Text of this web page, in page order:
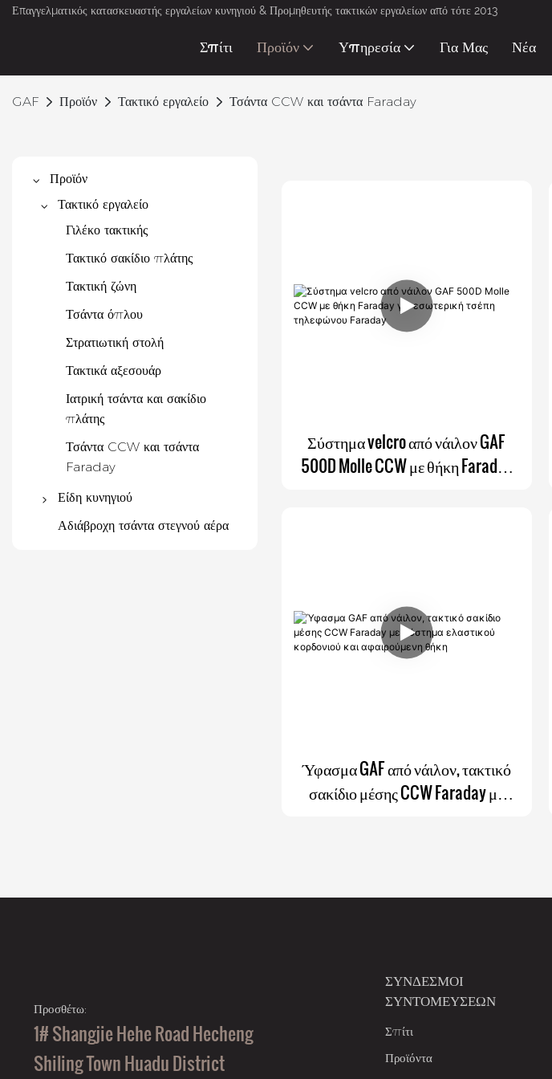
Επαγγελματικός κατασκευαστής εργαλείων κυνηγιού & Προμηθευτής τακτικών εργαλείων από τότε 2013
Σπίτι Προϊόν Υπηρεσία Για Μας Νέα
GAF Προϊόν Τακτικό εργαλείο Τσάντα CCW και τσάντα Faraday
Προϊόν
Τακτικό εργαλείο
Γιλέκο τακτικής
Τακτικό σακίδιο πλάτης
Τακτική ζώνη
Τσάντα όπλου
Στρατιωτική στολή
Τακτικά αξεσουάρ
Ιατρική τσάντα και σακίδιο
πλάτης
Τσάντα CCW και τσάντα
Faraday
Είδη κυνηγιού
Σακίδιο κυνηγιού
Αδιάβροχη τσάντα στεγνού αέρα
Σύστημα velcro από νάιλον GAF
500D Molle CCW με θήκη Faraday
Ύφασμα GAF από νάιλον, τακτικό
σακίδιο μέσης CCW Faraday με
Προσθέτω:
1# Shangjie Hehe Road Hecheng
Shiling Town Huadu District
ΣΎΝΔΕΣΜΟΙ
ΣΥΝΤΟΜΕΎΣΕΩΝ
Σπίτι
Προϊόντα